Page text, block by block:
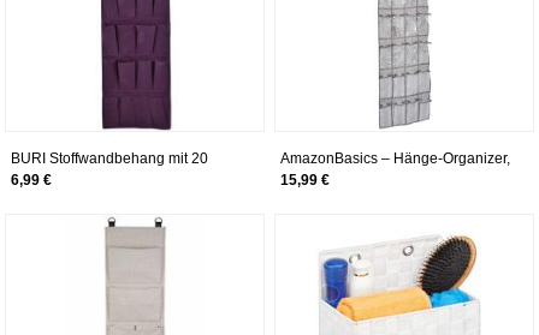
BURI Stoffwandbehang mit 20
Taschen 47x134cm
6,99 €
AmazonBasics – Hänge-Organizer,
zum Aufhängen über der Tür,
15,99 €